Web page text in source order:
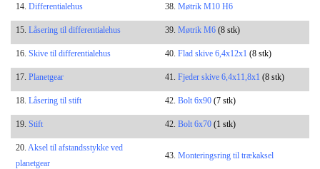
14.Differentialehus 38.Møtrik M10 H6
15.Låsering til differentialehus 39.Møtrik M6(8 stk)
16.Skive til differentialehus 40.Flad skive 6,4x12x1(8 stk)
17.Planetgear 41.Fjeder skive 6,4x11,8x1(8 stk)
18.Låsering til stift 42.Bolt 6x90(7 stk)
19.Stift 42.Bolt 6x70(1 stk)
20. Aksel til afstandsstykke ved
planetgear
43.Monteringsring til trækaksel